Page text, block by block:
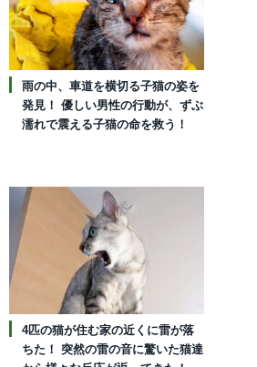
雨の中、車道を横切る子猫の姿を
発見！ 優しい男性の行動が、ずぶ
濡れで震える子猫の命を救う！
4匹の猫が住む家の近くに雷が落
ちた！ 突然の雷の音に驚いた猫達